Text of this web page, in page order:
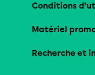
Conditions
Matériel
Recherche et